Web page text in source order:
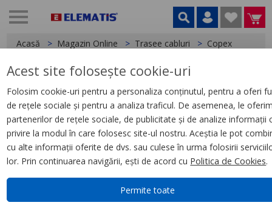
Acasă Magazin Online Trasee cabluri Copex
< Copex
Copex Scame, D16 750N (100M)
cu fir de tragere
Acest site folosește cookie-uri
Folosim cookie-uri pentru a personaliza conținutul, pentru a oferi
de rețele sociale și pentru a analiza traficul. De asemenea, le
partenerilor de rețele sociale, de publicitate și de analize informații
privire la modul în care folosesc site-ul nostru. Aceștia le pot
cu alte informații oferite de dvs. sau culese în urma folosirii
lor. Prin continuarea navigării, ești de acord cu Politica de Cookies.
Permite toate